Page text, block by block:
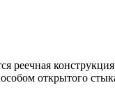
реечная
открытого